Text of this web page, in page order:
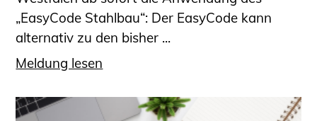
Publikationen
Stellenbörse
Öffentlich bestellte und vereidigte
Prüfsachverständige
„EasyCode Stahlbau“: Der EasyCode kann
alternativ zu den bisher ...
Meldung lesen